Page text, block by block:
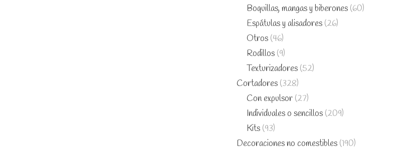
Boquillas, mangas y biberones (60)
Espátulas y alisadores (26)
Otros (46)
Rodillos (9)
Texturizadores (52)
Cortadores (328)
Con expulsor (27)
Individuales o sencillos (209)
Kits (93)
Decoraciones no comestibles (190)